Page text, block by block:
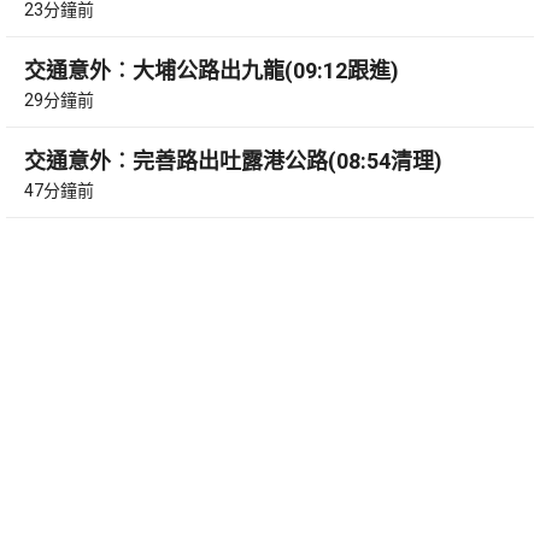
23分鐘前
交通意外︰大埔公路出九龍(09:12跟進)
29分鐘前
交通意外︰完善路出吐露港公路(08:54清理)
47分鐘前